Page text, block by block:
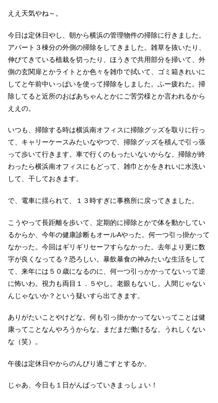
ええ天気やね～。
今日は定休日やし、朝から横浜の管理物件の掃除に行きました。
アパート３棟分の外側の掃除をしてきました。雑草を抜いたり、
伸びてきている植栽を切ったり、ほうきで共用部分を掃いて、外
側の玄関扉とかライトとか色々を雑巾で拭いて、ゴミ箱きれいに
してと午前中いっぱいを使って掃除をしました。ふー疲れた。掃
除してると近所のおばあちゃんとかにご苦労様とか言われるから
ええの。
いつも、掃除する時は横浜南オフィスに掃除グッズを取りに行っ
て、キャリーケースみたいなやつで、掃除グッズを積んで引っ張
って歩いて行きます。車で行くのもったいないからな。掃除が終
わったら横浜南オフィスにもどって、雑巾とかをきれいに水洗い
して、干しておきます。
で、電車に揺られて、１３時すぎに事務所に戻ってきました。
こうやって長距離を歩いて、定期的に掃除とかで体を動かしてい
るからか、今年の健康診断もオールAやった。何一つ引っ掛かって
なかった。今回はギリギリセーフすらなかった。去年より更に数
字が良くなってる？恐ろしい。暴飲暴食の神みたいな生活をして
て、来年には５０歳になるのに、何一つ引っかかってないって逆
に怖いわ。視力も両目１．５やし。老眼もないし。人間じゃない
んじゃないか？という疑いすら出てきます。
ありがたいことやけどな。何も引っ掛かかってないってことは健
康ってことなんやろうからな。まだまだ働けるな。うれしくない
な（笑）。
午後は定休日やからのんびり過ごすとするか。
じゃあ、今日も１日がんばっていきまっしょい！